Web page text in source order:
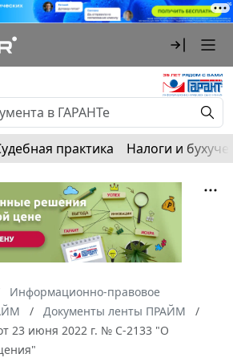
практика Налоги и
Информационно-правовое
Документы ленты ПРАЙМ
23 июня 2022 г. № С-2133 "О